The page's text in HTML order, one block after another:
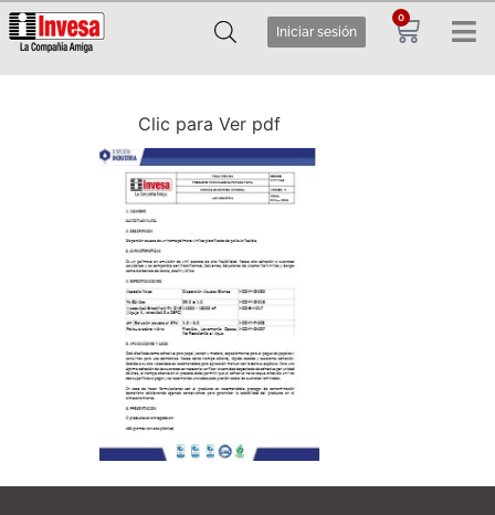
Iniciar sesión
0
Clic para Ver pdf